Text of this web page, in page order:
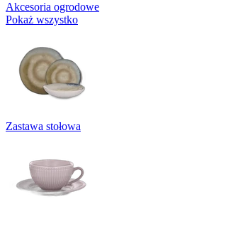
Akcesoria ogrodowe
Pokaż wszystko
Zastawa stołowa